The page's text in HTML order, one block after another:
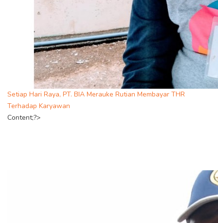
Setiap Hari Raya, PT. BIA Merauke Rutian Membayar THR
Terhadap Karyawan
Content;?>